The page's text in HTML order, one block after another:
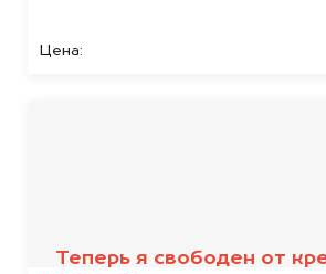
Цена:
Теперь я свободен от